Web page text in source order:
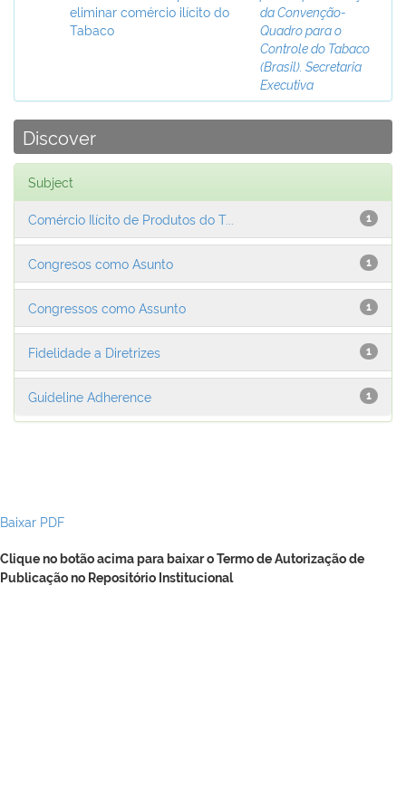
eliminar comércio ilícito do
Tabaco
da Convenção-
Quadro para o
Controle do Tabaco
(Brasil). Secretaria
Executiva
Discover
Subject
1
Comércio Ilícito de Produtos do T...
1
Congresos como Asunto
1
Congressos como Assunto
1
Fidelidade a Diretrizes
1
Guideline Adherence
Baixar PDF
Clique no botão acima para baixar o Termo de Autorização de
Publicação no Repositório Institucional